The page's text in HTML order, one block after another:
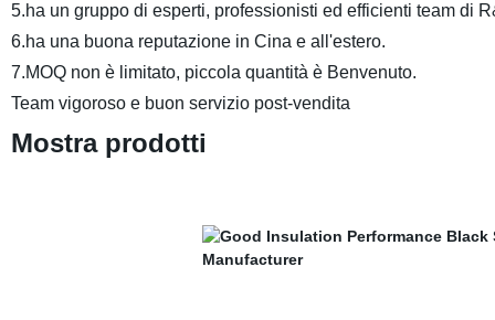
5.ha un gruppo di esperti, professionisti ed efficienti team di
6.ha una buona reputazione in Cina e all'estero.
7.MOQ non è limitato, piccola quantità è Benvenuto.
Team vigoroso e buon servizio post-vendita
Mostra prodotti